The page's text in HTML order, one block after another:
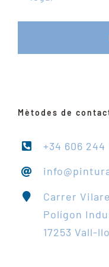
Mètodes de
+34 606 244
Carrer
Polígon
17253 Vall-